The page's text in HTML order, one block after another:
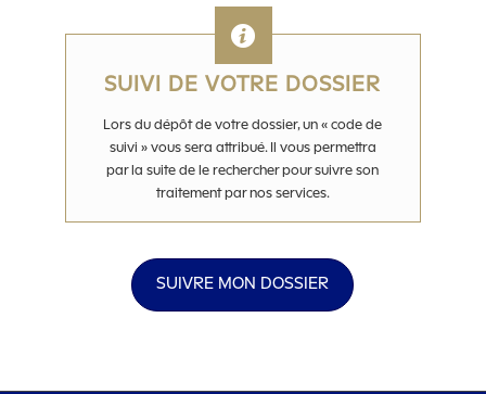
SUIVI DE VOTRE DOSSIER
Lors du dépôt de votre dossier, un « code de
suivi » vous sera attribué. Il vous permettra
par la suite de le rechercher pour suivre son
traitement par nos services.
SUIVRE MON DOSSIER